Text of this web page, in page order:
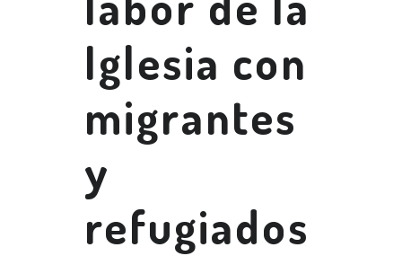
Iglesia con
migrantes
y
refugiados